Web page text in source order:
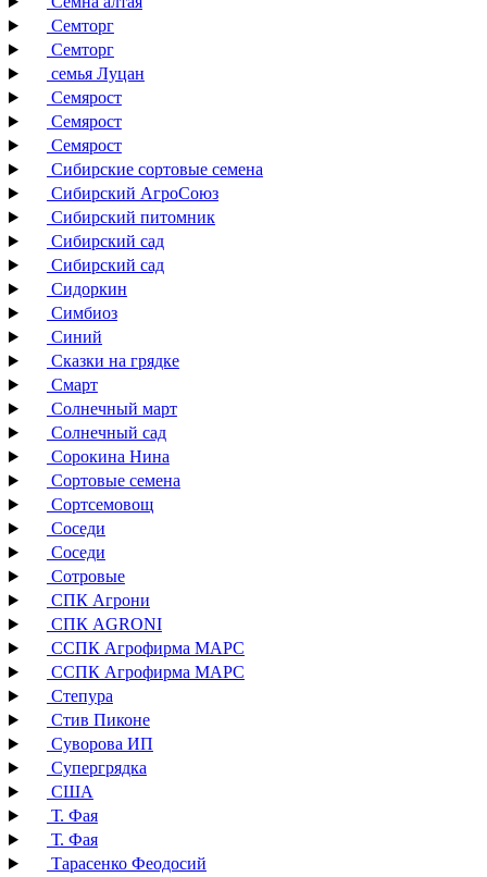
Семторг
Семторг
семья Луцан
Семярост
Семярост
Семярост
Сибирские сортовые семена
Сибирский АгроСоюз
Сибирский питомник
Сибирский сад
Сибирский сад
Сидоркин
Симбиоз
Синий
Сказки на грядке
Смарт
Солнечный март
Солнечный сад
Сорокина Нина
Сортовые семена
Сортсемовощ
Соседи
Соседи
Сотровые
СПК Агрони
СПК AGRONI
ССПК Агрофирма МАРС
ССПК Агрофирма МАРС
Степура
Стив Пиконе
Суворова ИП
Супергрядка
США
Т. Фая
Т. Фая
Тарасенко Феодосий